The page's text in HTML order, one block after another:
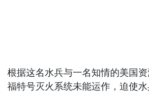
根据这名水兵与一名知情的美国资
福特号灭火系统未能运作，迫使